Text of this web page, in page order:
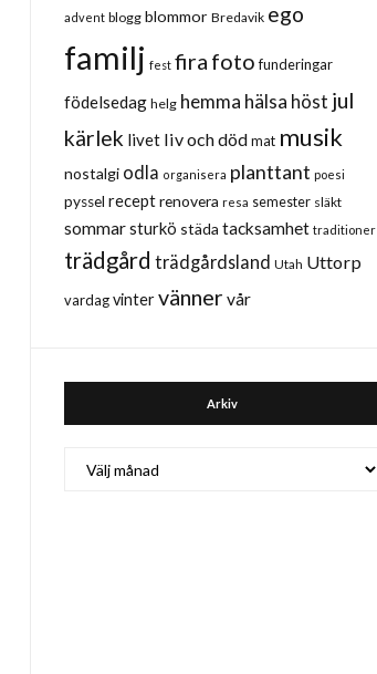
advent blogg blommor Bredavik ego
familj fest fira foto funderingar
födelsedag helg hemma hälsa höst jul
kärlek livet liv och död mat musik
nostalgi odla organisera planttant poesi
pyssel receptrenovera resa semester släkt
sommarsturkö städa tacksamhet traditioner
trädgård trädgårdsland Utah Uttorp
vardag vintervänner vår
Arkiv